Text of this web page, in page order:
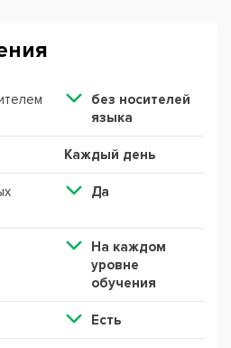
без носителей
языка
Каждый день
Да
На каждом
уровне
обучения
Есть